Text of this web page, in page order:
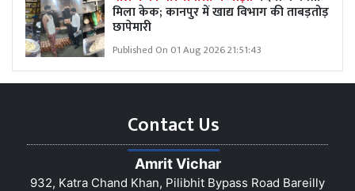
मिला केक; कानपुर में खाद्य विभाग की ताबड़तोड़
छापेमारी
Published On 01 Aug 2026 21:51:43
Contact Us
Amrit Vichar
932, Katra Chand Khan, Pilibhit Bypass Road Bareilly